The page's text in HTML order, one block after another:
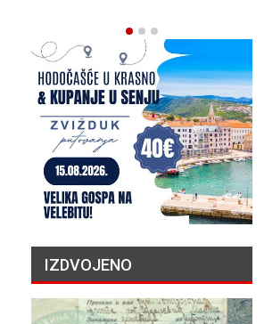
IZDVOJENO